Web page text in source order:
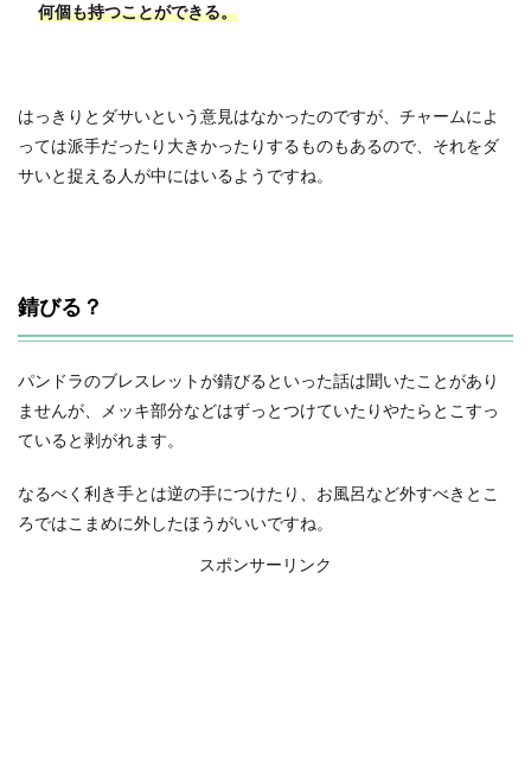
何個も持つことができる。
はっきりとダサいという意見はなかったのですが、チャームによ
っては派手だったり大きかったりするものもあるので、それをダ
サいと捉える人が中にはいるようですね。
錆びる？
パンドラのブレスレットが錆びるといった話は聞いたことがあり
ませんが、メッキ部分などはずっとつけていたりやたらとこすっ
ていると剥がれます。
なるべく利き手とは逆の手につけたり、お風呂など外すべきとこ
ろではこまめに外したほうがいいですね。
スポンサーリンク